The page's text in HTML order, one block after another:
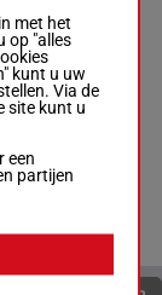
met het
op "alles
kunt u uw
Via de
site kunt u
een
partijen